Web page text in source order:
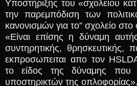
Υποστήριξης του «σχολείου
την παρεμπόδιση των
κανονισμών για το” σχολείο στο
«Είναι επίσης η δύναμη
συντηρητικής, θρησκευτικής,
εκπροσωπειται απο τον
το είδος της δύναμης που
υποστηρικτών της οπλοφορίας».